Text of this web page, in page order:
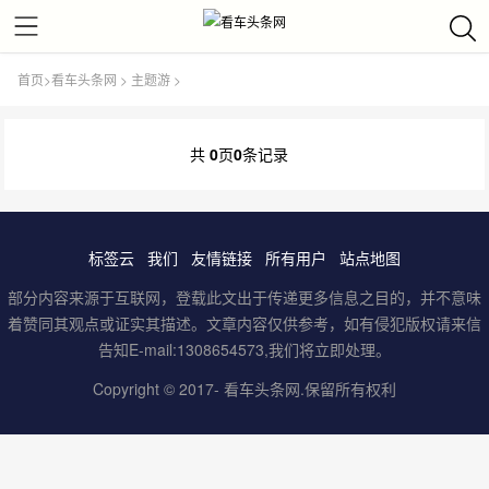
首页>看车头条网 > 主题游 >
共 0页0条记录
标签云 我们 友情链接 所有用户
站点地图
部分内容来源于互联网，登载此文出于传递更多信息之目的，并不意味
着赞同其观点或证实其描述。文章内容仅供参考，如有侵犯版权请来信
告知E-mail:1308654573,我们将立即处理。
Copyright © 2017- 看车头条网.保留所有权利